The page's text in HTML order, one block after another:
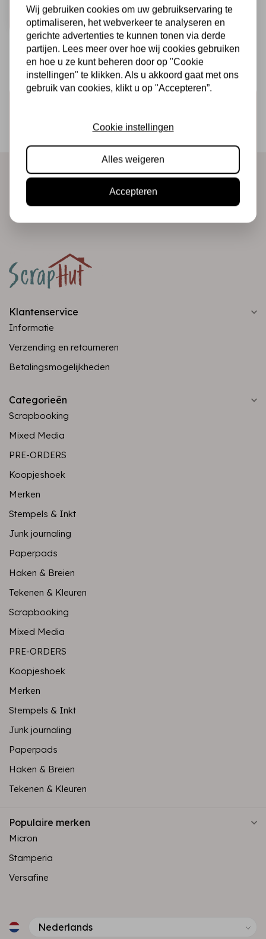
Snel toevoegen
Ontvang als eerste onze actie en nieuwe producten
Klantenservice
Informatie
Verzending en retourneren
Betalingsmogelijkheden
Categorieën
Scrapbooking
Mixed Media
PRE-ORDERS
Koopjeshoek
Merken
Stempels & Inkt
Junk journaling
Paperpads
Haken & Breien
Tekenen & Kleuren
Scrapbooking
Mixed Media
PRE-ORDERS
Koopjeshoek
Merken
Stempels & Inkt
Junk journaling
Paperpads
Haken & Breien
Tekenen & Kleuren
Populaire merken
Micron
Stamperia
Versafine
Wij gebruiken cookies om uw gebruikservaring te
optimaliseren, het webverkeer te analyseren en
gerichte advertenties te kunnen tonen via derde
partijen. Lees meer over hoe wij cookies gebruiken
en hoe u ze kunt beheren door op "Cookie
instellingen" te klikken. Als u akkoord gaat met ons
gebruik van cookies, klikt u op "Accepteren”.
Cookie instellingen
Alles weigeren
Accepteren